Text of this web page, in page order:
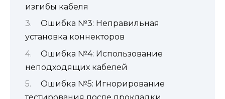
изгибы кабеля
Ошибка №3: Неправильная
установка коннекторов
Ошибка №4: Использование
неподходящих кабелей
Ошибка №5: Игнорирование